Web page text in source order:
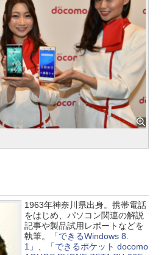
1963年神奈川県出身。携帯電話
をはじめ、パソコン関連の解説
記事や製品試用レポートなどを
執筆。
「できるWindows 8.
1」 、
「できるポケット docomo